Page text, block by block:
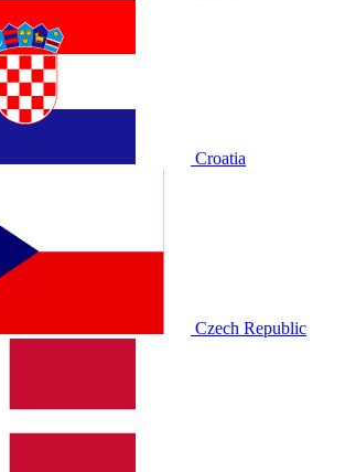
Croatia
Czech Republic